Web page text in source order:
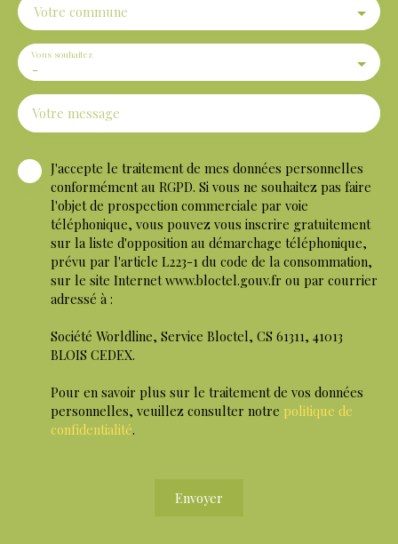
Votre commune
-
Vous souhaitez
Votre message
J'accepte le traitement de mes données personnelles
conformément au RGPD. Si vous ne souhaitez pas faire
l'objet de prospection commerciale par voie
téléphonique, vous pouvez vous inscrire gratuitement
sur la liste d'opposition au démarchage téléphonique,
prévu par l'article L223-1 du code de la consommation,
sur le site Internet www.bloctel.gouv.fr ou par courrier
adressé à :
Société Worldline, Service Bloctel, CS 61311, 41013
BLOIS CEDEX.
Pour en savoir plus sur le traitement de vos données
personnelles, veuillez consulter notre politique de
confidentialité.
Envoyer